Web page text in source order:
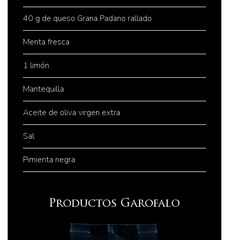
40 g de queso Grana Padano rallado
Menta fresca
1 limón
Mantequilla
Aceite de oliva virgen extra
Sal
Pimienta negra
Productos Garofalo